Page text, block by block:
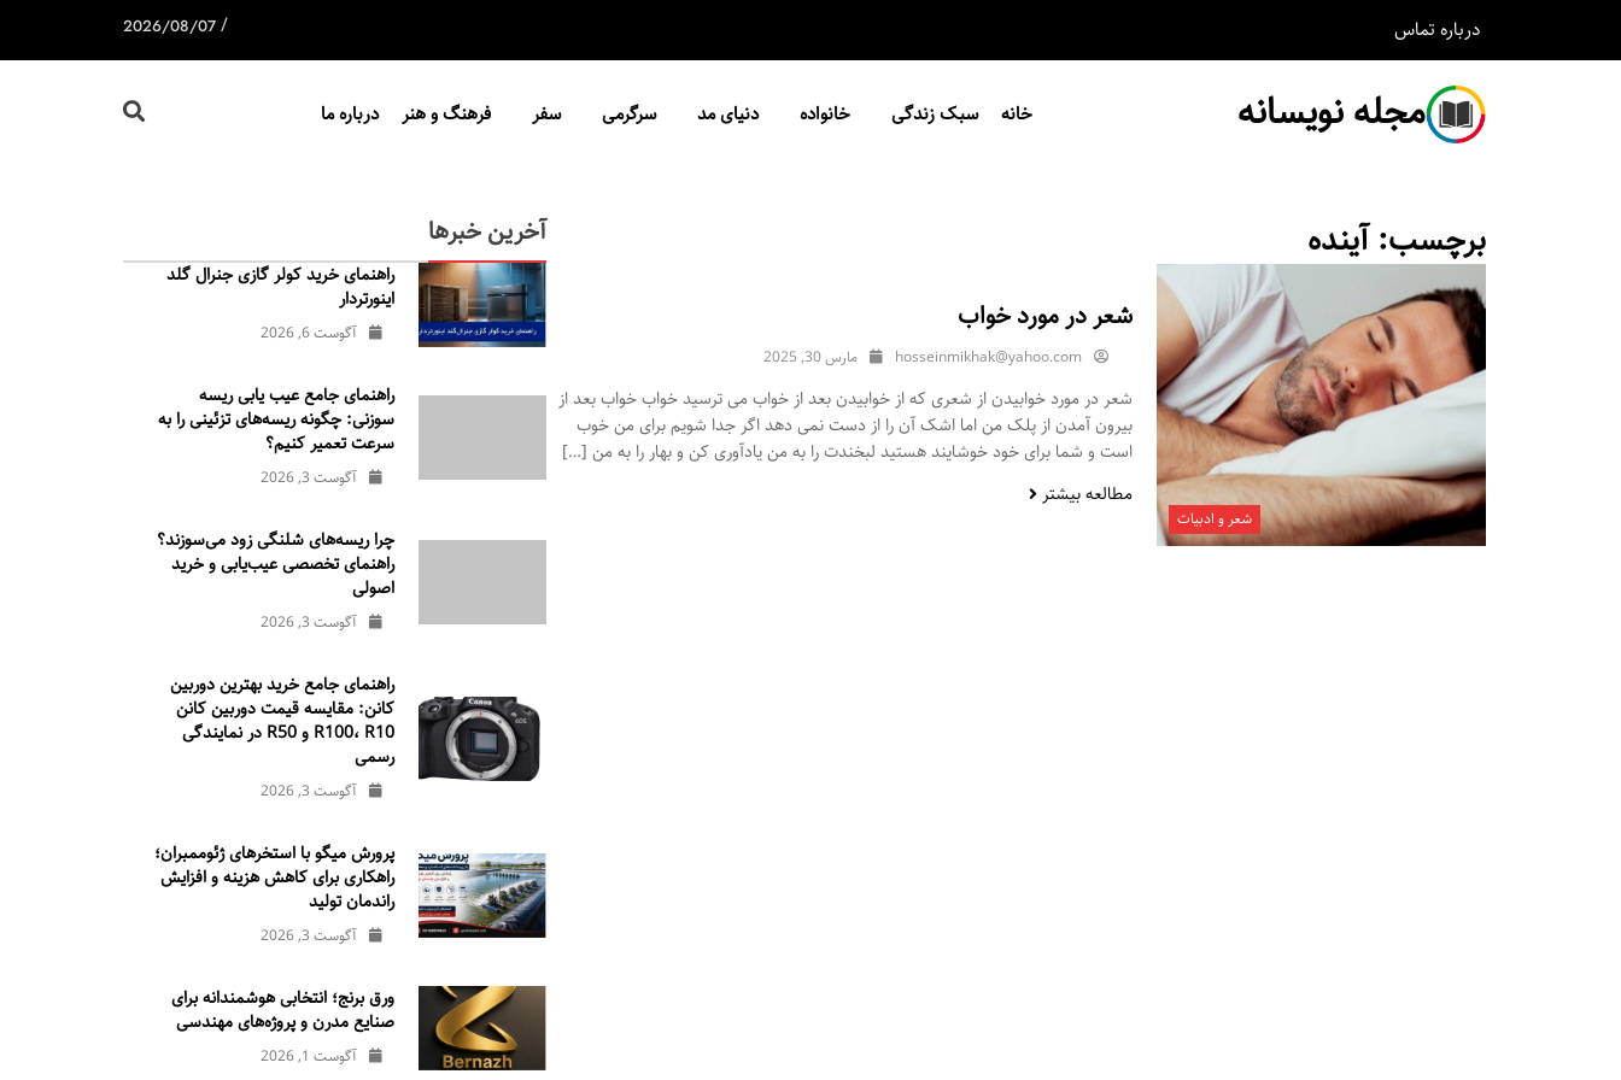
درباره تماس /
2026/08/07
مجله نویسانه خانه سبک زندگی خانواده دنیای مد سرگرمی سفر فرهنگ و هنر درباره ما
برچسب:آینده
شعر و ادبیات
شعر در مورد خواب
hosseinmikhak@yahoo.com مارس 30, 2025
شعر در مورد خوابیدن از شعری که از خوابیدن بعد از خواب می ترسید خواب خواب بعد از
بیرون آمدن از پلک من اما اشک آن را از دست نمی دهد اگر جدا شویم برای من خوب
است و شما برای خود خوشایند هستید لبخندت را به من یادآوری کن و بهار را به من […]
مطالعه بیشتر
آخرین خبرها
راهنمای خرید کولر گازی جنرال‌ گلد
اینورتر‌دار
آگوست 6, 2026
راهنمای جامع عیب یابی ریسه
سوزنی: چگونه ریسه‌های تزئینی را به
سرعت تعمیر کنیم؟
آگوست 3, 2026
چرا ریسه‌های شلنگی زود می‌سوزند؟
راهنمای تخصصی عیب‌یابی و خرید
اصولی
آگوست 3, 2026
راهنمای جامع خرید بهترین دوربین
کانن: مقایسه قیمت دوربین کانن
R100، R10 و R50 در نمایندگی
رسمی
آگوست 3, 2026
پرورش میگو با استخرهای ژئوممبران؛
راهکاری برای کاهش هزینه و افزایش
راندمان تولید
آگوست 3, 2026
ورق برنج؛ انتخابی هوشمندانه برای
صنایع مدرن و پروژه‌های مهندسی
آگوست 1, 2026